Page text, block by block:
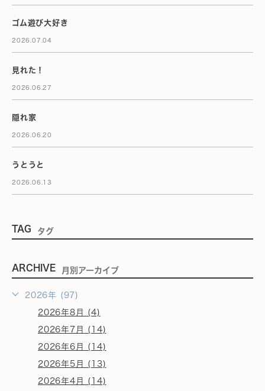
ゴム遊び大好き
2026.07.04
見れた！
2026.06.27
隠れ家
2026.06.20
うとうと
2026.06.13
TAG タグ
ARCHIVE 月別アーカイブ
2026年 (97)
2026年8月 (4)
2026年7月 (14)
2026年6月 (14)
2026年5月 (13)
2026年4月 (14)